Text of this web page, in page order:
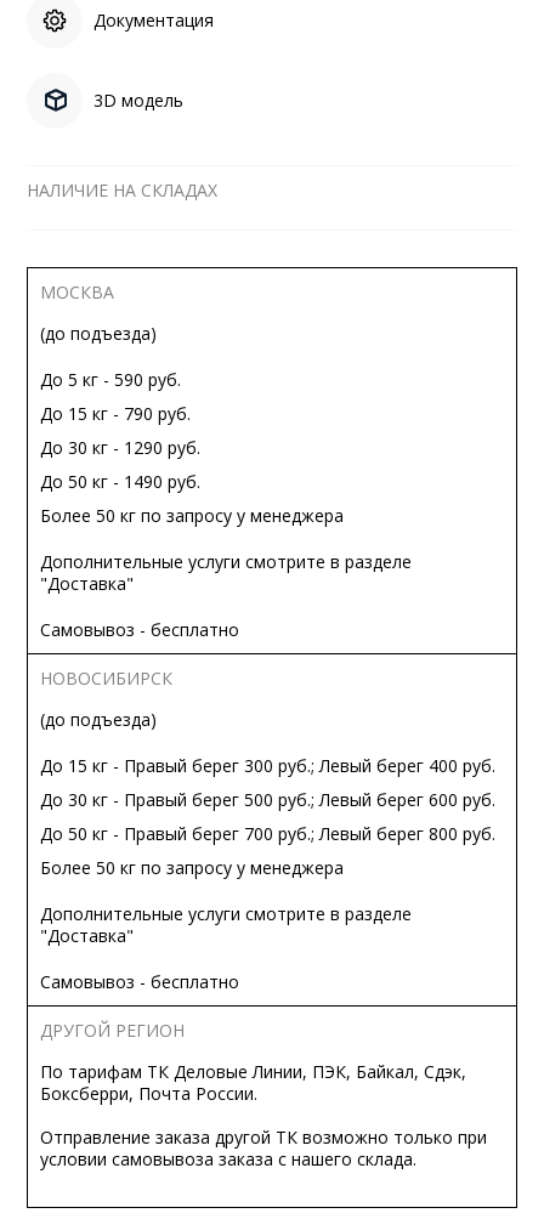
Документация
3D модель
НАЛИЧИЕ НА СКЛАДАХ
МОСКВА
(до подъезда)
До 5 кг - 590 руб.
До 15 кг - 790 руб.
До 30 кг - 1290 руб.
До 50 кг - 1490 руб.
Более 50 кг по запросу у менеджера
Дополнительные услуги смотрите в разделе
"Доставка"
Самовывоз - бесплатно
НОВОСИБИРСК
(до подъезда)
До 15 кг - Правый берег 300 руб.; Левый берег 400 руб.
До 30 кг - Правый берег 500 руб.; Левый берег 600 руб.
До 50 кг - Правый берег 700 руб.; Левый берег 800 руб.
Более 50 кг по запросу у менеджера
Дополнительные услуги смотрите в разделе
"Доставка"
Самовывоз - бесплатно
ДРУГОЙ РЕГИОН
По тарифам ТК Деловые Линии, ПЭК, Байкал, Сдэк,
Боксберри, Почта России.
Отправление заказа другой ТК возможно только при
условии самовывоза заказа с нашего склада.